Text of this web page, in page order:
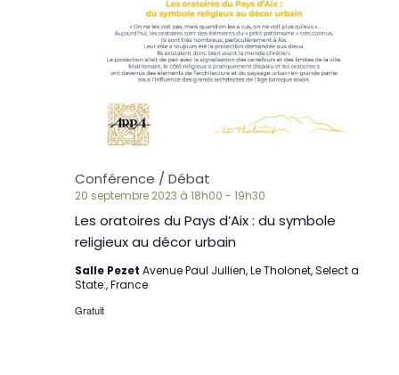
Conférence / Débat
Les oratoires du Pays d’Aix : du symbole
religieux au décor urbain
20 septembre 2023 à 18h00 - 19h30
Salle Pezet Avenue Paul Jullien, Le Tholonet, Select a
State:, France
Gratuit